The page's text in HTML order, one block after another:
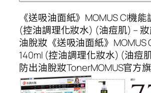
《送吸油面紙》MOMUS CI機
(控油調理化妝水) (油痘肌) –
油脫妝《送吸油面紙》MOMUS
140ml (控油調理化妝水) (油痘
防出油脫妝TonerMOMUS官方